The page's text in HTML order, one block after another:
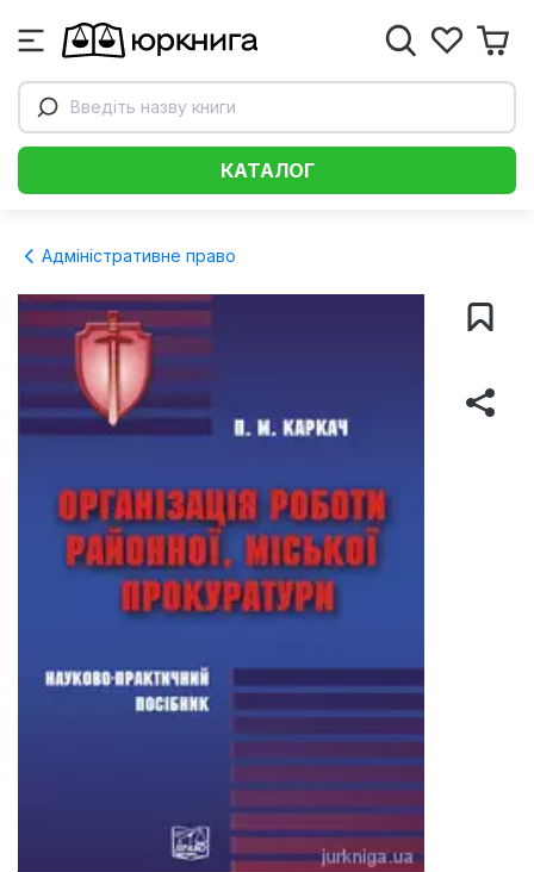
Введіть назву книги
КАТАЛОГ
Адміністративне право